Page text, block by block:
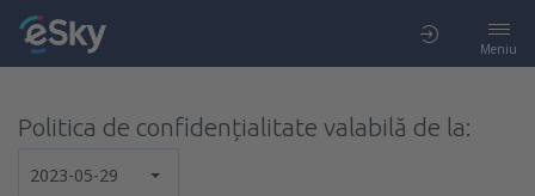
Meniu
Politica de confidențialitate valabilă de la:
2023-05-29